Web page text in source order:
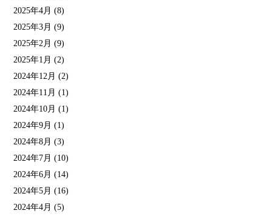
2025年4月 (8)
2025年3月 (9)
2025年2月 (9)
2025年1月 (2)
2024年12月 (2)
2024年11月 (1)
2024年10月 (1)
2024年9月 (1)
2024年8月 (3)
2024年7月 (10)
2024年6月 (14)
2024年5月 (16)
2024年4月 (5)